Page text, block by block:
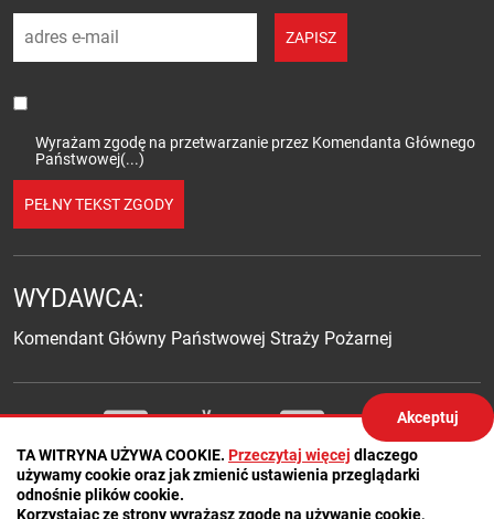
TA WITRYNA UŻYWA COOKIE. Przeczytaj więcej dlaczego
używamy cookie oraz jak zmienić ustawienia przeglądarki
odnośnie plików cookie.
Korzystając ze strony wyrażasz zgodę na używanie cookie,
Akceptuj
adres e-mail ZAPISZ
Wyrażam zgodę na przetwarzanie przez Komendanta Głównego
Państwowej(...)
PEŁNY TEKST ZGODY
WYDAWCA:
Komendant Główny Państwowej Straży Pożarnej
Social media Facebook Twitter